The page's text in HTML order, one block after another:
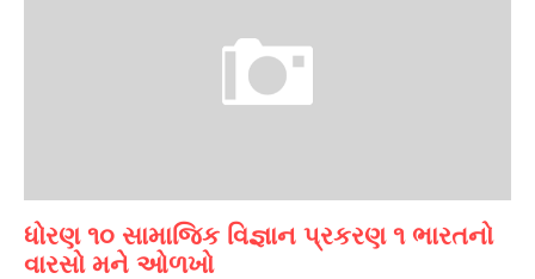
ધોરણ ૧૦ સામાજિક વિજ્ઞાન પ્રકરણ ૧ ભારતનો
વારસો મને ઓળખો